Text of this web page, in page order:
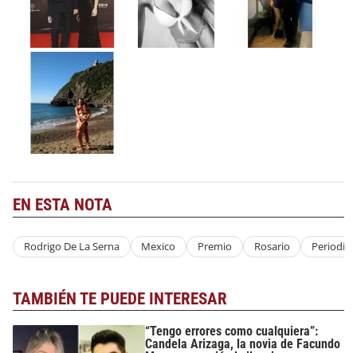
EN ESTA NOTA
Rodrigo De La Serna Mexico Premio Rosario
TAMBIÉN TE PUEDE INTERESAR
“Tengo errores como cualquiera”:
Candela Arizaga, la novia de Facundo